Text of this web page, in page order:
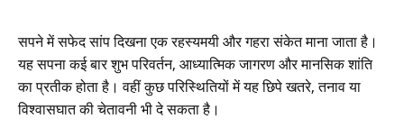
सपने में सफेद सांप दिखना एक रहस्यमयी और गहरा संकेत माना जाता है।
यह सपना कई बार शुभ परिवर्तन, आध्यात्मिक जागरण और मानसिक शांति
का प्रतीक होता है। वहीं कुछ परिस्थितियों में यह छिपे खतरे, तनाव या
विश्वासघात की चेतावनी भी दे सकता है।